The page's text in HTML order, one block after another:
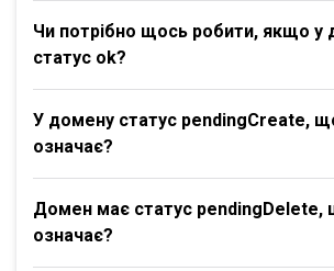
Чи потрібно щось робити, якщо у
статус ok?
У домену статус pendingCreate,
означає?
Домен має статус pendingDelete,
означає?